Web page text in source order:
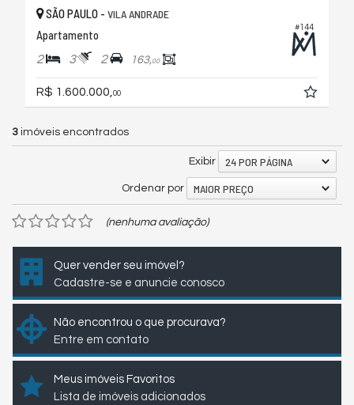
#144
SÃO PAULO - VILA ANDRADE
Apartamento
2 3 2 163,00
R$ 1.600.000, 00
3 imóveis encontrados
Exibir 24 POR PÁGINA
Ordenar por MAIOR PREÇO
(nenhuma avaliação)
Quer vender seu imóvel?
Cadastre-se e anuncie conosco
Não encontrou o que procurava?
Entre em contato
Meus imóveis Favoritos
Lista de imóveis adicionados